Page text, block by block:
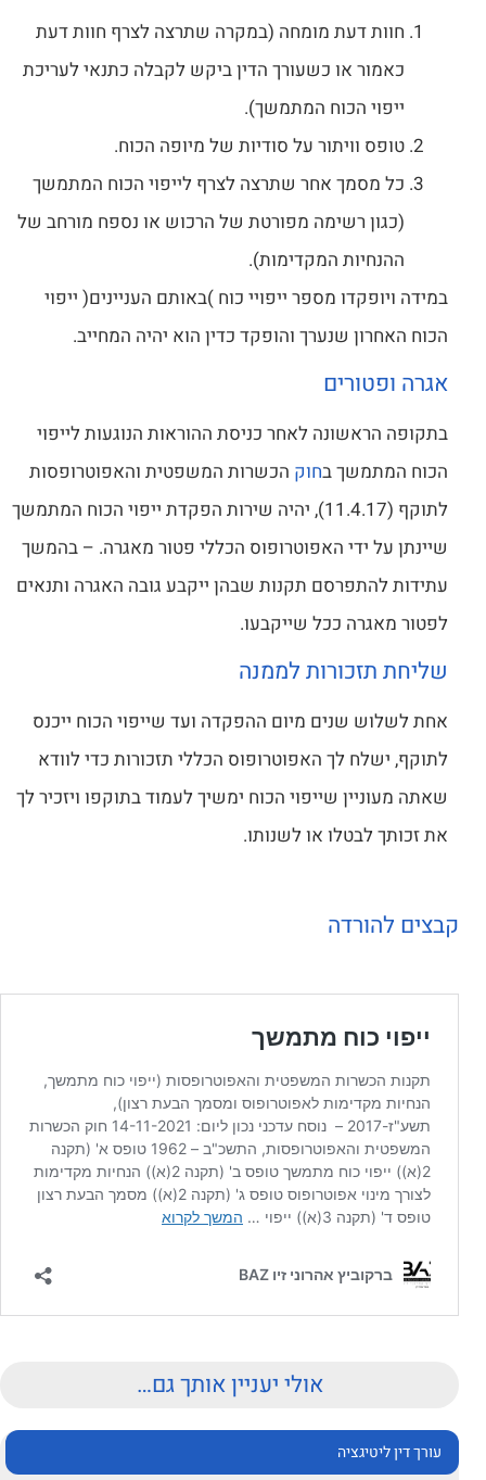
חוות דעת מומחה (במקרה שתרצה לצרף חוות דעת
כאמור או כשעורך הדין ביקש לקבלה כתנאי לעריכת
ייפוי הכוח המתמשך).
טופס וויתור על סודיות של מיופה הכוח.
כל מסמך אחר שתרצה לצרף לייפוי הכוח המתמשך
(כגון רשימה מפורטת של הרכוש או נספח מורחב של
ההנחיות המקדימות).
במידה ויופקדו מספר ייפויי כוח )באותם העניינים( ייפוי
הכוח האחרון שנערך והופקד כדין הוא יהיה המחייב.
אגרה ופטורים
בתקופה הראשונה לאחר כניסת ההוראות הנוגעות לייפוי
הכוח המתמשך בחוק הכשרות המשפטית והאפוטרופסות
לתוקף (11.4.17), יהיה שירות הפקדת ייפוי הכוח המתמשך
שיינתן על ידי האפוטרופוס הכללי פטור מאגרה. – בהמשך
עתידות להתפרסם תקנות שבהן ייקבע גובה האגרה ותנאים
לפטור מאגרה ככל שייקבעו.
שליחת תזכורות לממנה
אחת לשלוש שנים מיום ההפקדה ועד שייפוי הכוח ייכנס
לתוקף, ישלח לך האפוטרופוס הכללי תזכורות כדי לוודא
שאתה מעוניין שייפוי הכוח ימשיך לעמוד בתוקפו ויזכיר לך
את זכותך לבטלו או לשנותו.
קבצים להורדה
אולי יעניין אותך גם…
עורך דין ליטיגציה